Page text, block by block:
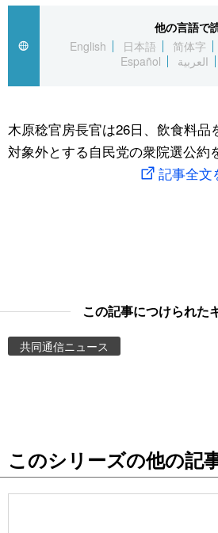
経済・ビジネス
国際
文化
トップ
アーカイブ
In-depth
Japan Data
動画/Live
お知らせ
スポーツ・東京2020
他の言語で
English
日本語 简体字
Español
العربية
木原稔官房長官は26日、飲食料品
対象外とする自民党の衆院選公約
記事全文
この記事につけられた
共同通信ニュース
このシリーズの他の記